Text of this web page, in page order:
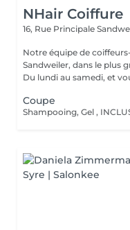
NHair Coiffure
16, Rue Principale
Notre équipe de
Sandweiler, dans le plus
Du lundi au samedi, et
Coupe
Shampooing, Gel ,